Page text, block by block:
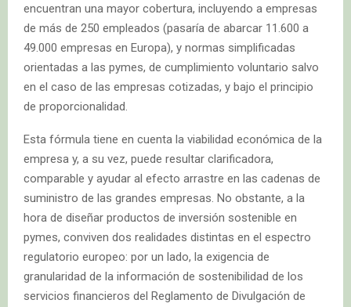
encuentran una mayor cobertura, incluyendo a empresas
de más de 250 empleados (pasaría de abarcar 11.600 a
49.000 empresas en Europa), y normas simplificadas
orientadas a las pymes, de cumplimiento voluntario salvo
en el caso de las empresas cotizadas, y bajo el principio
de proporcionalidad.
Esta fórmula tiene en cuenta la viabilidad económica de la
empresa y, a su vez, puede resultar clarificadora,
comparable y ayudar al efecto arrastre en las cadenas de
suministro de las grandes empresas. No obstante, a la
hora de diseñar productos de inversión sostenible en
pymes, conviven dos realidades distintas en el espectro
regulatorio europeo: por un lado, la exigencia de
granularidad de la información de sostenibilidad de los
servicios financieros del Reglamento de Divulgación de